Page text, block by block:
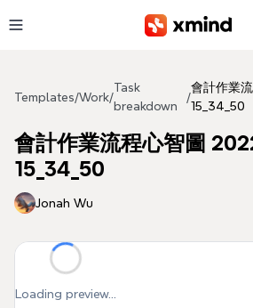
Templates/Work/
Task
breakdown
/
會計作業
15_34_50
會計作業流程心智圖
15_34_50
Jonah Wu
Loading preview...